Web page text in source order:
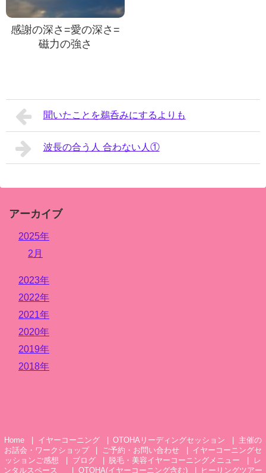
感謝の深さ=愛の深さ=
磁力の強さ
聞いたことを鵜呑みにするよりも
波長の合う人 合わない人①
アーカイブ
2025年
2月
2023年
2022年
2021年
2020年
2019年
2018年
Home イヤーコーニング OTOHAリーディングセッション
主催の
お話会・ワークショップ
ご予約・お問い合わせ
イヤーコーニングセ
ッションご感想
ブログ 脱毛・美容イヤーコーニングメニュー
レ
ンタルスペース
OTOHA(イヤーコーニング含む) ヒーリングツアー